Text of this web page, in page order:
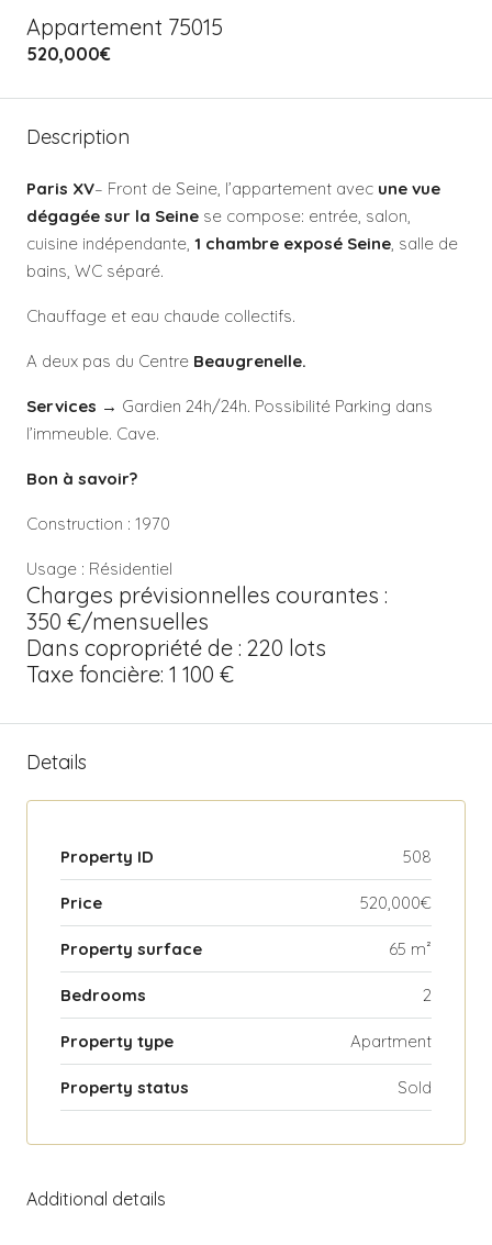
Appartement 75015
520,000€
Description
Paris XV– Front de Seine, l’appartement avec une vue
dégagée sur la Seine se compose: entrée, salon,
cuisine indépendante, 1 chambre exposé Seine , salle de
bains, WC séparé.
Chauffage et eau chaude collectifs.
A deux pas du Centre Beaugrenelle.
Services → Gardien 24h/24h. Possibilité Parking dans
l’immeuble. Cave.
Bon à savoir?
Construction : 1970
Usage : Résidentiel
Charges prévisionnelles courantes :
350 €/mensuelles
Dans copropriété de : 220 lots
Taxe foncière: 1 100 €
Details
Property ID 508
Price 520,000€
Property surface 65 m²
Bedrooms 2
Property type Apartment
Property status Sold
Additional details